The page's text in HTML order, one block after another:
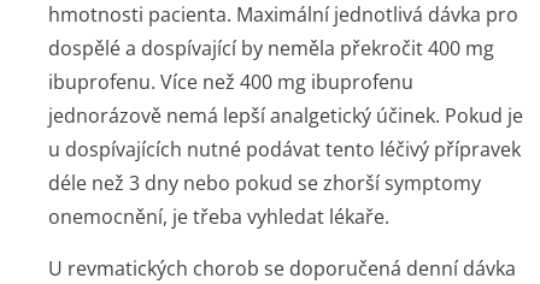
hmotnosti pacienta. Maximální jednotlivá dávka pro
dospělé a dospívající by neměla překročit 400 mg
ibuprofenu. Více než 400 mg ibuprofenu
jednorázově nemá lepší analgetický účinek. Pokud je
u dospívajících nutné podávat tento léčivý přípravek
déle než 3 dny nebo pokud se zhorší symptomy
onemocnění, je třeba vyhledat lékaře.
U revmatických chorob se doporučená denní dávka